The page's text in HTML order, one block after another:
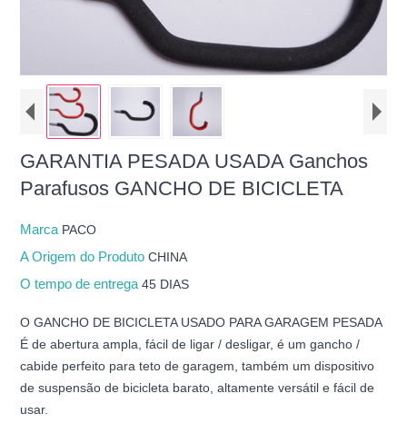
GARANTIA PESADA USADA Ganchos
Parafusos GANCHO DE BICICLETA
Marca PACO
A Origem do ProdutoCHINA
O tempo de entrega45 DIAS
O GANCHO DE BICICLETA USADO PARA GARAGEM PESADA
É de abertura ampla, fácil de ligar / desligar, é um gancho /
cabide perfeito para teto de garagem, também um dispositivo
de suspensão de bicicleta barato, altamente versátil e fácil de
usar.